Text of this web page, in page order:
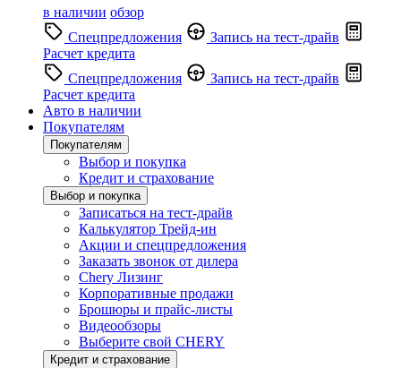
в наличии обзор
Спецпредложения
Запись на тест-драйв
Расчет кредита
Спецпредложения
Запись на тест-драйв
Расчет кредита
Авто в наличии
Покупателям
Покупателям
Выбор и покупка
Кредит и страхование
Выбор и покупка
Записаться на тест-драйв
Калькулятор Трейд-ин
Акции и спецпредложения
Заказать звонок от дилера
Chery Лизинг
Корпоративные продажи
Брошюры и прайс-листы
Видеообзоры
Выберите свой CHERY
Кредит и страхование